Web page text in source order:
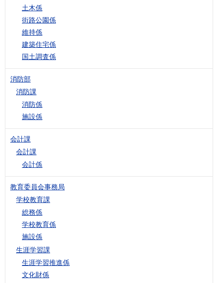
土木係
街路公園係
維持係
建築住宅係
国土調査係
消防部
消防課
消防係
施設係
会計課
会計課
会計係
教育委員会事務局
学校教育課
総務係
学校教育係
施設係
生涯学習課
生涯学習推進係
文化財係